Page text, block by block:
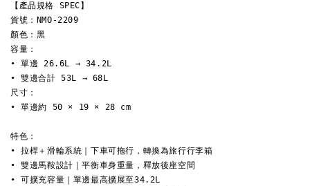
【產品規格 SPEC】
貨號：NMO-2209
顏色：黑
容量：
• 單邊 26.6L → 34.2L
• 雙邊合計 53L → 68L
尺寸：
• 單邊約 50 × 19 × 28 cm
特色：
• 拉桿＋滑輪系統｜下車可拖行，轉換為旅行行李箱
• 雙邊馬鞍設計｜平衡車身重量，釋放後座空間
• 可擴充容量｜單邊最高擴展至34.2L